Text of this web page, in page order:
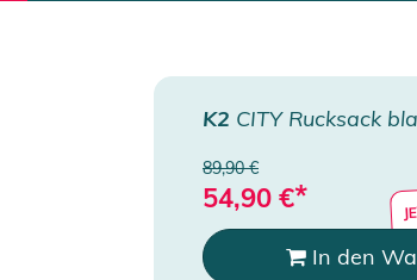
K2 CITY Rucksack
89,90 €
54,90 €*
In den